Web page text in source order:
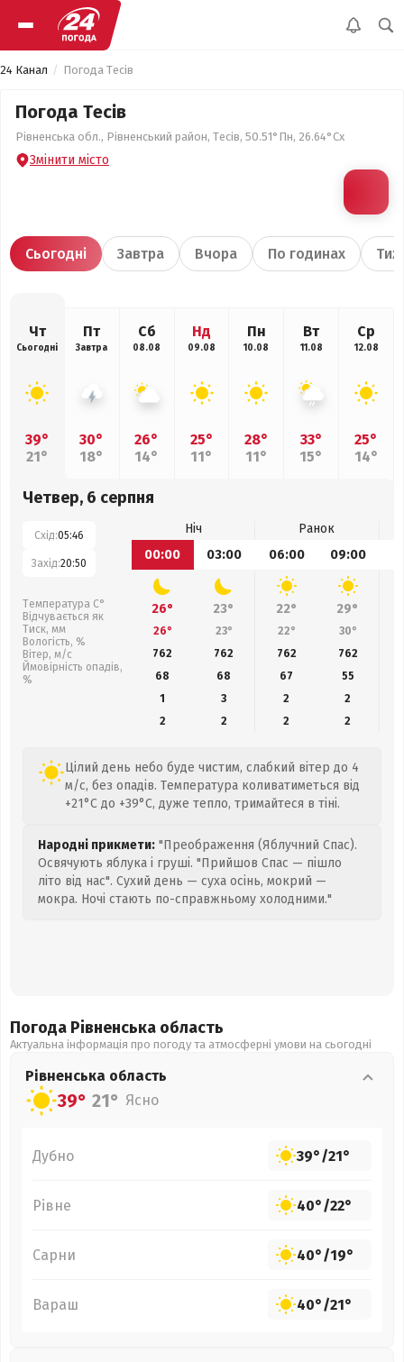
24 Канал Погода Тесів
Погода Тесів
Рівненська обл., Рівненський район, Тесів, 50.51°Пн, 26.64°Сх
Змінити місто
Сьогодні Завтра Вчора По годинах
Чт
Сьогодні
39°
21°
Пт
Завтра
30°
18°
Сб
08.08
26°
14°
Нд
09.08
25°
11°
Пн
10.08
28°
11°
Вт
11.08
33°
15°
Ср
12.08
25°
14°
Четвер, 6 серпня
Схід:05:46
Захід:20:50
Температура С°
Відчувається як
Тиск, мм
Вологість, %
Вітер, м/с
Ймовірність опадів,
%
Ніч
Ранок
00:00
03:00 06:00 09:00
26° 23° 22° 29°
26° 23° 22° 30°
762
762 762 762
68
68 67 55
1
3 2
2
2
2 2 2
Цілий день небо буде чистим, слабкий вітер до 4
м/с, без опадів. Температура коливатиметься від
+21°C до +39°C, дуже тепло, тримайтеся в тіні.
Народні прикмети: "Преображення (Яблучний Спас).
Освячують яблука і груші. "Прийшов Спас — пішло
літо від нас". Сухий день — суха осінь, мокрий —
мокра. Ночі стають по-справжньому холодними."
Погода Рівненська область
Актуальна інформація про погоду та атмосферні умови на сьогодні
Рівненська область
39° 21° Ясно
Дубно 39°/21°
Рівне 40°/22°
Сарни 40°/19°
Вараш 40°/21°